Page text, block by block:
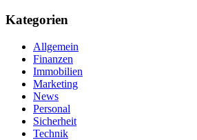
Kategorien
Allgemein
Finanzen
Immobilien
Marketing
News
Personal
Sicherheit
Technik